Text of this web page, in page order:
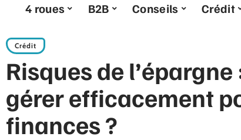
4 roues B2B Conseils Crédit
Crédit
Risques de
gérer efficacement
finances ?